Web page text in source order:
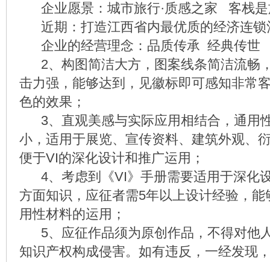
企业愿景：城市旅行·质感之家 客栈是
近期：打造江西省内最优质的经济连锁
企业的经营理念：品质传承 经典传世
2、构图简洁大方，图案线条简洁流畅
击力强，能够达到，见徽标即可感知非常
色的效果；
3、直观美感与实际应用相结合，通用
小，适用于展览、宣传资料、建筑外观、
便于VI的深化设计和推广运用；
4、考虑到《VI》手册需要适用于深化
方面知识，应征者需5年以上设计经验，
用性材料的运用；
5、应征作品须为原创作品，不得对他
知识产权构成侵害。如有违反，一经发现